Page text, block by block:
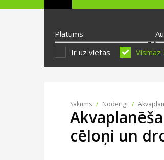
Platums
Ir uz vietas Vismaz
Sākums / Noderīgi /
cēloņi un